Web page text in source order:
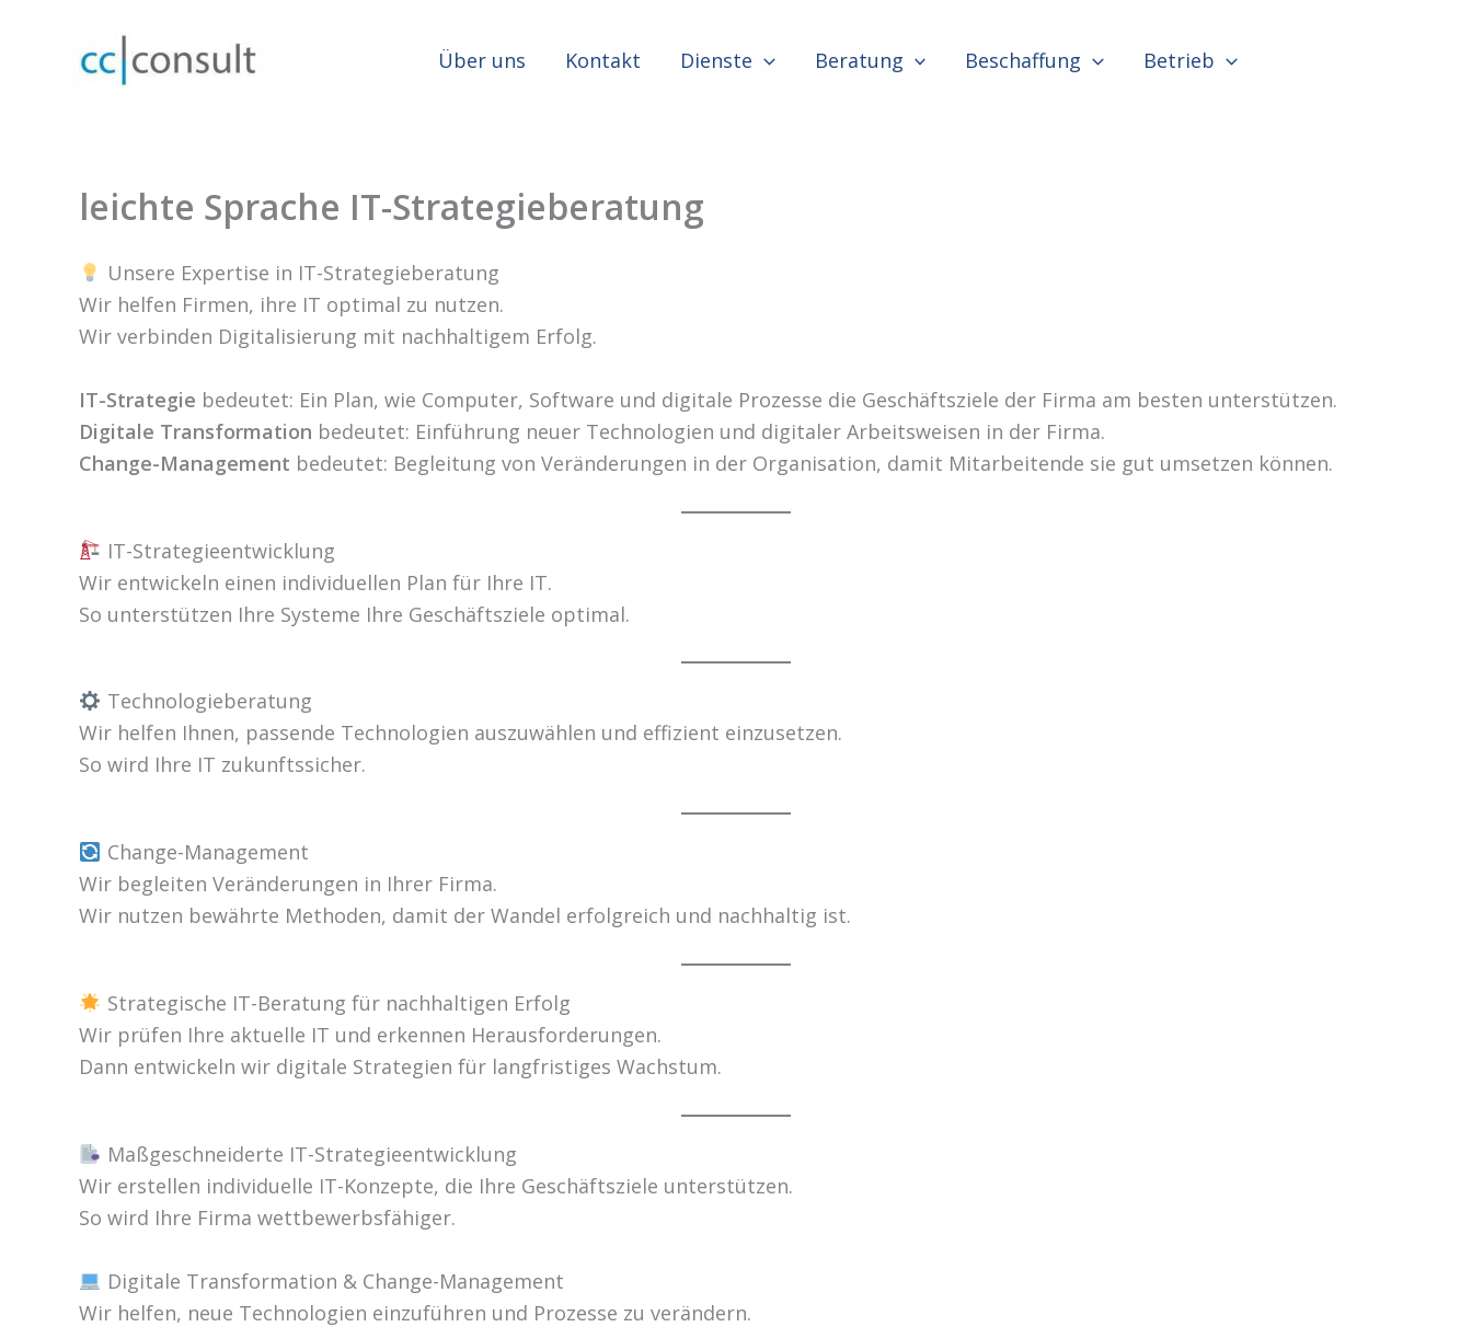
springen
Über uns Kontakt Dienste Beratung Beschaffung Betrieb
leichte Sprache IT-Strategieberatung
Unsere Expertise in IT-Strategieberatung
Wir helfen Firmen, ihre IT optimal zu nutzen.
Wir verbinden Digitalisierung mit nachhaltigem Erfolg.
IT-Strategie bedeutet: Ein Plan, wie Computer, Software und digitale Prozesse die Geschäftsziele der Firma am besten unterstützen.
Digitale Transformation bedeutet: Einführung neuer Technologien und digitaler Arbeitsweisen in der Firma.
Change-Management bedeutet: Begleitung von Veränderungen in der Organisation, damit Mitarbeitende sie gut umsetzen können.
IT-Strategieentwicklung
Wir entwickeln einen individuellen Plan für Ihre IT.
So unterstützen Ihre Systeme Ihre Geschäftsziele optimal.
Technologieberatung
Wir helfen Ihnen, passende Technologien auszuwählen und effizient einzusetzen.
So wird Ihre IT zukunftssicher.
Change-Management
Wir begleiten Veränderungen in Ihrer Firma.
Wir nutzen bewährte Methoden, damit der Wandel erfolgreich und nachhaltig ist.
Strategische IT-Beratung für nachhaltigen Erfolg
Wir prüfen Ihre aktuelle IT und erkennen Herausforderungen.
Dann entwickeln wir digitale Strategien für langfristiges Wachstum.
Maßgeschneiderte IT-Strategieentwicklung
Wir erstellen individuelle IT-Konzepte, die Ihre Geschäftsziele unterstützen.
So wird Ihre Firma wettbewerbsfähiger.
Digitale Transformation & Change-Management
Wir helfen, neue Technologien einzuführen und Prozesse zu verändern.